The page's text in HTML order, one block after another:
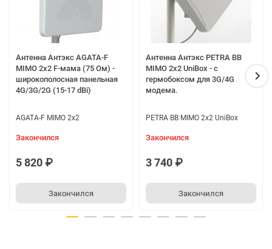
Антенна Антэкс AGATA-F
MIMO 2x2 F-мама (75 Ом) -
широкополосная панельная
4G/3G/2G (15-17 dBi)
AGATA-F MIMO 2x2
Закончился
5 820 ₽
Закончился
Антенна Антэкс PETRA BB
MIMO 2x2 UniBox - с
гермобоксом для 3G/4G
модема.
PETRA BB MIMO 2x2 UniBox
Закончился
3 740 ₽
Закончился